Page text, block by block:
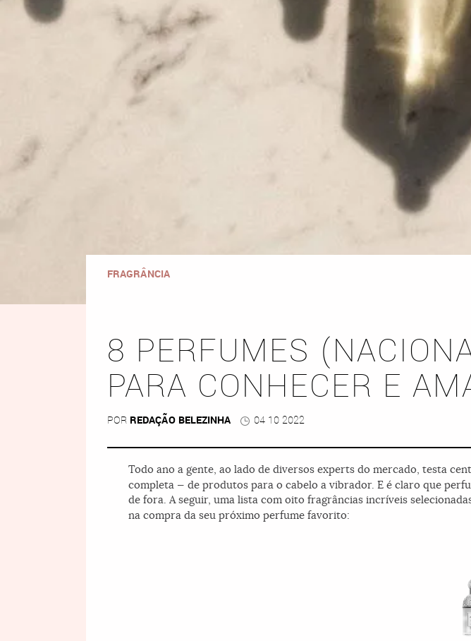
FRAGRÂNCIA
8 PERFUMES
PARA CONHECER E
POR REDAÇÃO BELEZINHA 04 10 2022
Todo ano a gente, ao lado de diversos experts do mercado, testa
completa — de produtos para o cabelo a vibrador. E é claro que
de fora. A seguir, uma lista com oito fragrâncias incríveis
na compra da seu próximo perfume favorito: